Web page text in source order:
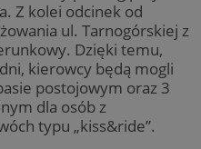
Z kolei odcinek od
ul. Tarnogórskiej z
Dzięki temu,
kierowcy będą mogli
postojowym oraz 3
dla osób z
typu „kiss&ride”.